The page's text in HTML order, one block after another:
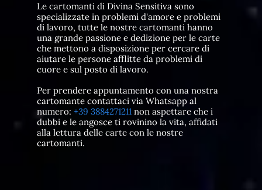
Le cartomanti di Divina Sensitiva sono
specializzate in problemi d'amore e problemi
di lavoro, tutte le nostre cartomanti hanno
una grande passione e dedizione per le carte
che mettono a disposizione per cercare di
aiutare le persone afflitte da problemi di
cuore e sul posto di lavoro.
Per prendere appuntamento con una nostra
cartomante contattaci via Whatsapp al
numero: +39 3884271211non aspettare che i
dubbi e le angosce ti rovinino la vita, affidati
alla lettura delle carte con le nostre
cartomanti.